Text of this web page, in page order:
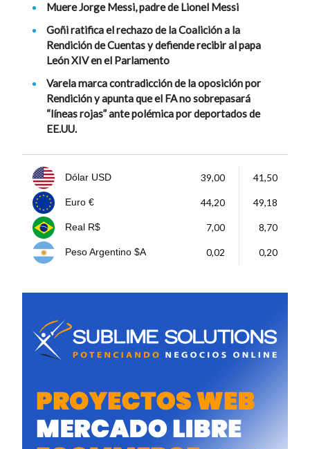
Muere Jorge Messi, padre de Lionel Messi
Goñi ratifica el rechazo de la Coalición a la
Rendición de Cuentas y defiende recibir al papa
León XIV en el Parlamento
Varela marca contradicción de la oposición por
Rendición y apunta que el FA no sobrepasará
“líneas rojas” ante polémica por deportados de
EE.UU.
Dólar USD 39,00 41,50
Euro € 44,20 49,18
Real R$ 7,00 8,70
Peso Argentino $A 0,02 0,20